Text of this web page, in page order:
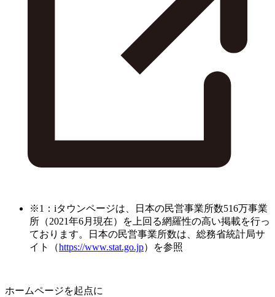
※1：iタウンページは、日本の民営事業所数516万事業
所（2021年6月現在）を上回る網羅性の高い掲載を行っ
ております。日本の民営事業所数は、総務省統計局サ
イト（https://www.stat.go.jp）を参照
ホームページを起点に